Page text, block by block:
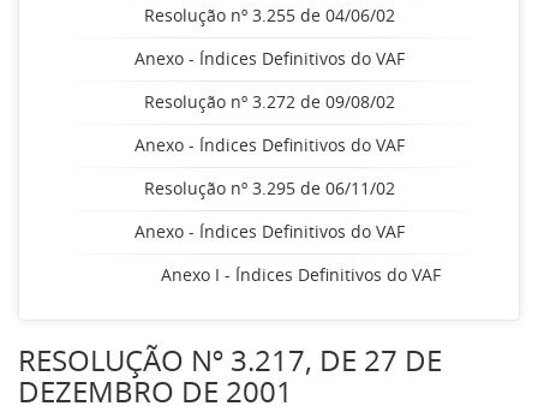
Resolução nº 3.255 de 04/06/02
Anexo - Índices Definitivos do VAF
Resolução nº 3.272 de 09/08/02
Anexo - Índices Definitivos do VAF
Resolução nº 3.295 de 06/11/02
Anexo - Índices Definitivos do VAF
Anexo I - Índices Definitivos do VAF
RESOLUÇÃO Nº 3.217, DE 27 DE
DEZEMBRO DE 2001